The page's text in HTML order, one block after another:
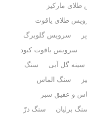
مارکیز
طلای یاقوت
سرویس گلوبرگ
سرویس یاقوت کبود
گل آبی
سنگ
سنگ الماس
و عقیق سبز
برلیان
سنگ درّ